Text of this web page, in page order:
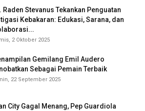
Raden Stevanus Tekankan Penguatan
Kebakaran: Edukasi, Sarana, dan
2 Oktober 2025
Gemilang Emil Audero
Sebagai Pemain Terbaik
22 September 2025
City Gagal Menang, Pep Guardiola